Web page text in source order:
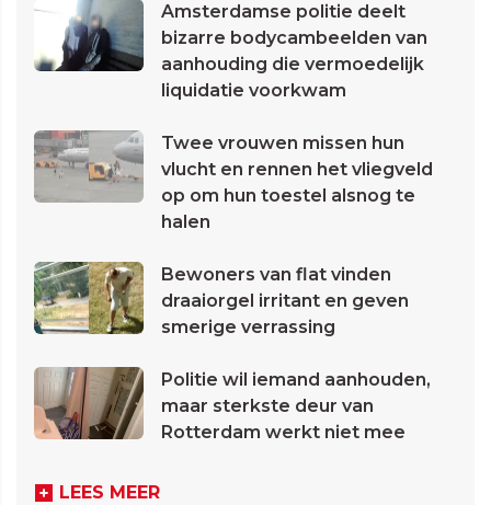
Amsterdamse politie deelt
bizarre bodycambeelden van
aanhouding die vermoedelijk
liquidatie voorkwam
Twee vrouwen missen hun
vlucht en rennen het vliegveld
op om hun toestel alsnog te
halen
Bewoners van flat vinden
draaiorgel irritant en geven
smerige verrassing
Politie wil iemand aanhouden,
maar sterkste deur van
Rotterdam werkt niet mee
LEES MEER